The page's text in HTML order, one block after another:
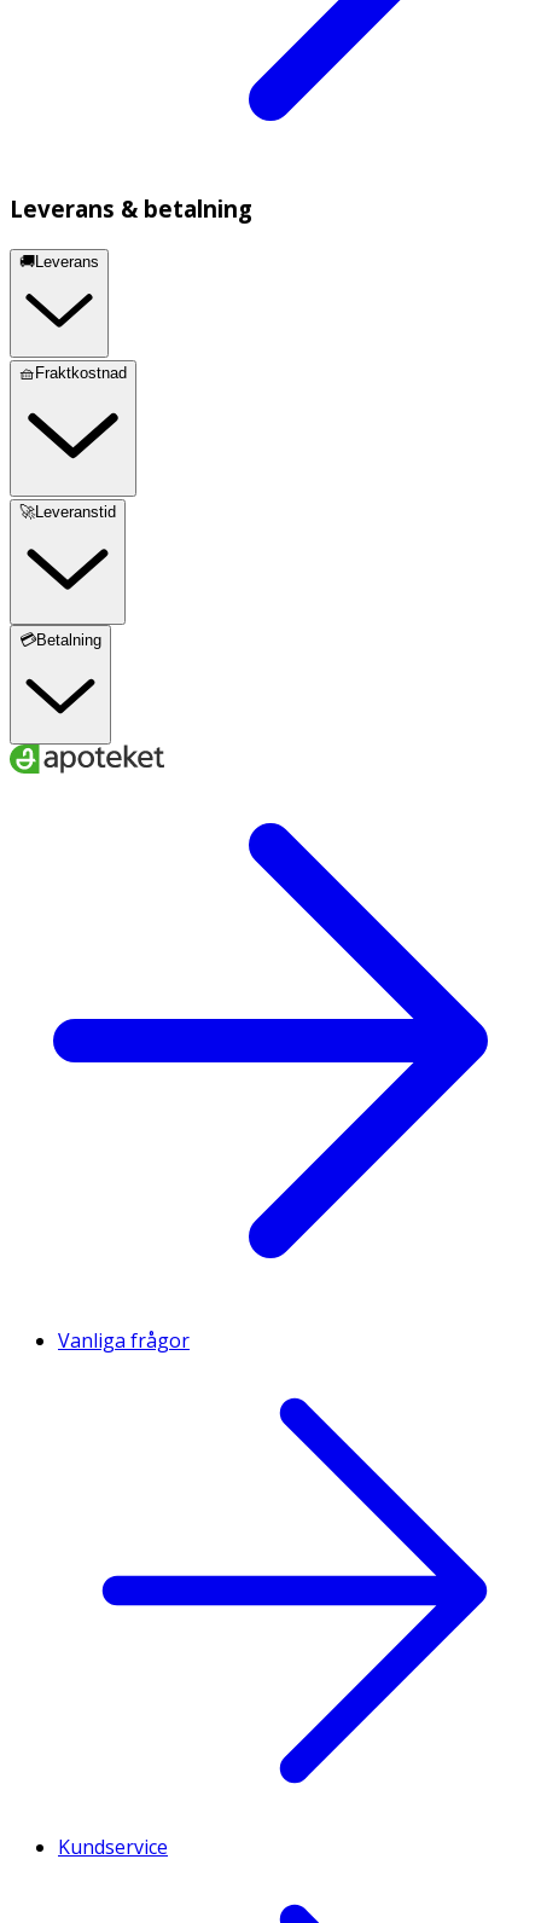
Leverans & betalning
🚚Leverans
🧺Fraktkostnad
🚀Leveranstid
💳Betalning
Vanliga frågor
Kundservice